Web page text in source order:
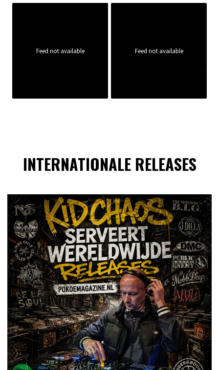
Feed not available Feed not available
INTERNATIONALE RELEASES